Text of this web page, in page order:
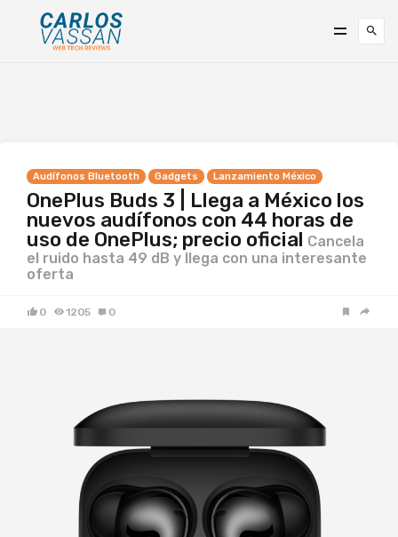
Audífonos Bluetooth Gadgets Lanzamiento México
OnePlus Buds 3 | Llega a México los
nuevos audífonos con 44 horas de
uso de OnePlus; precio oficial Cancela
el ruido hasta 49 dB y llega con una interesante
oferta
0 1205 0